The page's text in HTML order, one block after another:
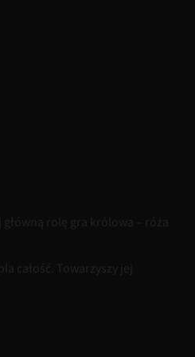
rolę gra królowa – róża
całość. Towarzyszy jej